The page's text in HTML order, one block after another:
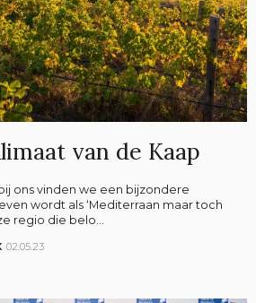
van de Kaap
ons vinden we een bijzondere
wordt als ‘Mediterraan maar toch
regio die belo...
02.05.23